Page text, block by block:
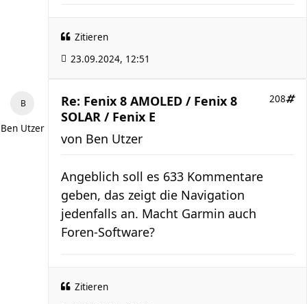
Zitieren
23.09.2024, 12:51
Ben Utzer
Re: Fenix 8 AMOLED / Fenix 8
SOLAR / Fenix E
208
von Ben Utzer
Angeblich soll es 633 Kommentare
geben, das zeigt die Navigation
jedenfalls an. Macht Garmin auch
Foren-Software?
Zitieren